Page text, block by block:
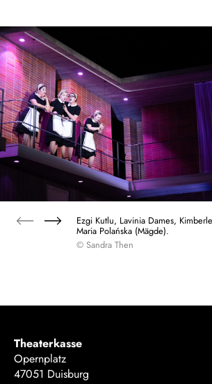
Ezgi Kutlu, Lavinia Dames,
Maria Polańska (Mägde).
© Sandra Then
Theaterkasse
Opernplatz
47051 Duisburg